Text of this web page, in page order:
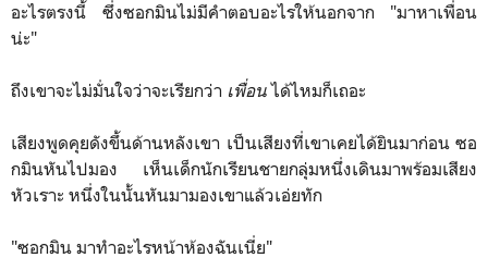
อะไรตรงนี้ ซึ่งซอกมินไม่มีคำตอบอะไรให้นอกจาก "มาหาเพื่อน
น่ะ"
ถึงเขาจะไม่มั่นใจว่าจะเรียกว่า เพื่อนได้ไหมก็เถอะ
เสียงพูดคุยดังขึ้นด้านหลังเขา เป็นเสียงที่เขาเคยได้ยินมาก่อน ซอ
กมินหันไปมอง เห็นเด็กนักเรียนชายกลุ่มหนึ่งเดินมาพร้อมเสียง
หัวเราะ หนึ่งในนั้นหันมามองเขาแล้วเอ่ยทัก
"ซอกมิน มาทำอะไรหน้าห้องฉันเนี่ย"